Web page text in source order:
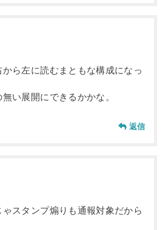
ら左に読むまともな構成になっ
い展開にできるかかな。
返信
スタンプ煽りも通報対象だから